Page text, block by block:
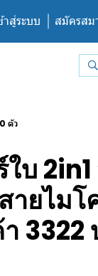
าสู่ระบบ สมัครสม
ตัว
ใบ
ายไมโ
3322